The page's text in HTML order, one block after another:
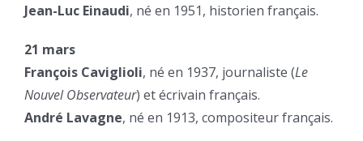
Jean-Luc Einaudi, né en 1951, historien français.
21 mars
François Caviglioli, né en 1937, journaliste (Le
Nouvel Observateur) et écrivain français.
André Lavagne, né en 1913, compositeur français.